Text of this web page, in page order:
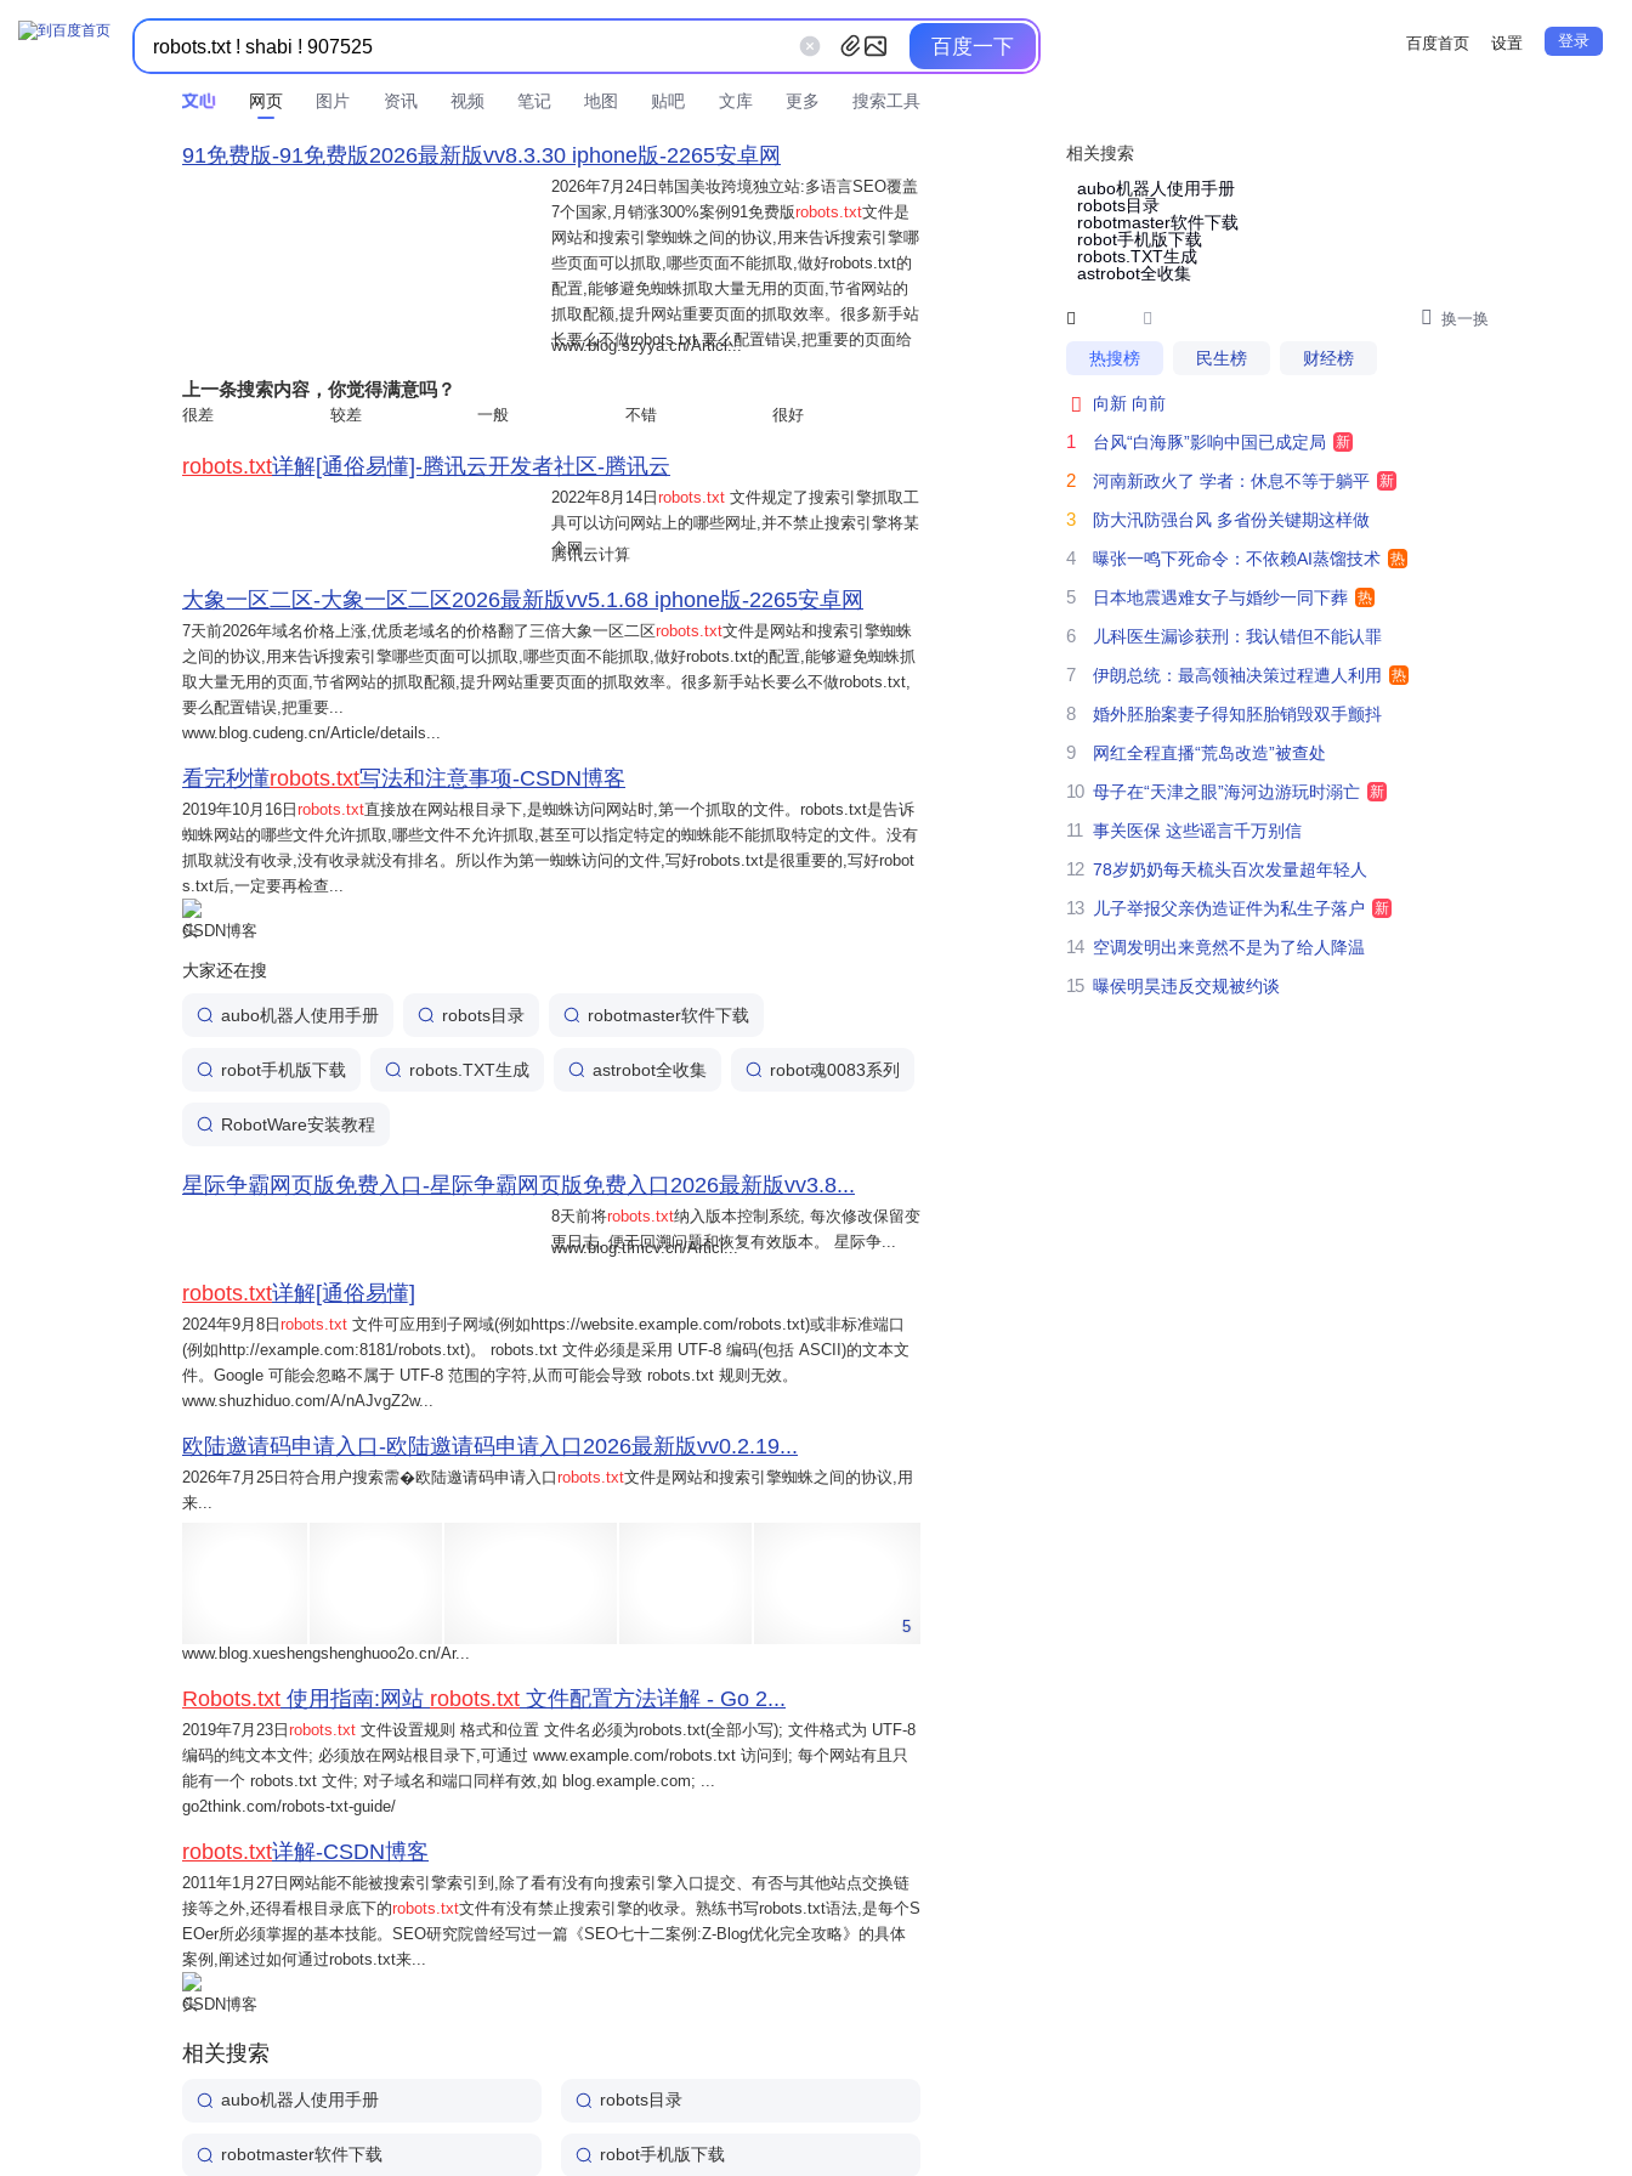
百度一下 百度首页 设置 登录
网页 图片 资讯 视频 笔记 地图 贴吧 文库 更多 搜索工具
相关搜索
aubo机器人使用手册
robots目录
robotmaster软件下载
robot手机版下载
robots.TXT生成
astrobot全收集
   换一换
热搜榜 民生榜 财经榜
 向新 向前
1 台风“白海豚”影响中国已成定局 新
2 河南新政火了 学者：休息不等于躺平 新
3 防大汛防强台风 多省份关键期这样做
4 曝张一鸣下死命令：不依赖AI蒸馏技术 热
5 日本地震遇难女子与婚纱一同下葬 热
6 儿科医生漏诊获刑：我认错但不能认罪
7 伊朗总统：最高领袖决策过程遭人利用 热
8 婚外胚胎案妻子得知胚胎销毁双手颤抖
9 网红全程直播“荒岛改造”被查处
10 母子在“天津之眼”海河边游玩时溺亡 新
11 事关医保 这些谣言千万别信
12 78岁奶奶每天梳头百次发量超年轻人
13 儿子举报父亲伪造证件为私生子落户 新
14 空调发明出来竟然不是为了给人降温
15 曝侯明昊违反交规被约谈
91免费版-91免费版2026最新版vv8.3.30 iphone版-2265安卓网
2026年7月24日 韩国美妆跨境独立站:多语言SEO覆盖
7个国家,月销涨300%案例91免费版robots.txt文件是
网站和搜索引擎蜘蛛之间的协议,用来告诉搜索引擎哪
些页面可以抓取,哪些页面不能抓取,做好robots.txt的
配置,能够避免蜘蛛抓取大量无用的页面,节省网站的
抓取配额,提升网站重要页面的抓取效率。很多新手站
长要么不做robots.txt,要么配置错误,把重要的页面给
www.blog.szyya.cn/Articl...
上一条搜索内容，你觉得满意吗？
很差 较差 一般 不错 很好
robots.txt详解[通俗易懂]-腾讯云开发者社区-腾讯云
2022年8月14日 robots.txt 文件规定了搜索引擎抓取工
具可以访问网站上的哪些网址,并不禁止搜索引擎将某
个网...
腾讯云计算
大象一区二区-大象一区二区2026最新版vv5.1.68 iphone版-2265安卓网
7天前2026年域名价格上涨,优质老域名的价格翻了三倍大象一区二区robots.txt文件是网站和搜索引擎蜘蛛
之间的协议,用来告诉搜索引擎哪些页面可以抓取,哪些页面不能抓取,做好robots.txt的配置,能够避免蜘蛛抓
取大量无用的页面,节省网站的抓取配额,提升网站重要页面的抓取效率。很多新手站长要么不做robots.txt,
要么配置错误,把重要...
www.blog.cudeng.cn/Article/details...
看完秒懂robots.txt写法和注意事项-CSDN博客
2019年10月16日 robots.txt直接放在网站根目录下,是蜘蛛访问网站时,第一个抓取的文件。robots.txt是告诉
蜘蛛网站的哪些文件允许抓取,哪些文件不允许抓取,甚至可以指定特定的蜘蛛能不能抓取特定的文件。没有
抓取就没有收录,没有收录就没有排名。所以作为第一蜘蛛访问的文件,写好robots.txt是很重要的,写好robot
s.txt后,一定要再检查...
CSDN博客
大家还在搜
aubo机器人使用手册 robots目录 robotmaster软件下载
robot手机版下载 robots.TXT生成 astrobot全收集 robot魂0083系列
RobotWare安装教程
星际争霸网页版免费入口-星际争霸网页版免费入口2026最新版vv3.8...
8天前将robots.txt纳入版本控制系统, 每次修改保留变
更日志, 便于回溯问题和恢复有效版本。 星际争...
www.blog.tfmcv.cn/Articl...
robots.txt详解[通俗易懂]
2024年9月8日 robots.txt 文件可应用到子网域(例如https://website.example.com/robots.txt)或非标准端口
(例如http://example.com:8181/robots.txt)。 robots.txt 文件必须是采用 UTF-8 编码(包括 ASCII)的文本文
件。Google 可能会忽略不属于 UTF-8 范围的字符,从而可能会导致 robots.txt 规则无效。
www.shuzhiduo.com/A/nAJvgZ2w...
欧陆邀请码申请入口-欧陆邀请码申请入口2026最新版vv0.2.19...
2026年7月25日 符合用户搜索需�欧陆邀请码申请入口robots.txt文件是网站和搜索引擎蜘蛛之间的协议,用
来...
5
www.blog.xueshengshenghuoo2o.cn/Ar...
Robots.txt 使用指南:网站 robots.txt 文件配置方法详解 - Go 2...
2019年7月23日robots.txt 文件设置规则 格式和位置 文件名必须为robots.txt(全部小写); 文件格式为 UTF-8
编码的纯文本文件; 必须放在网站根目录下,可通过 www.example.com/robots.txt 访问到; 每个网站有且只
能有一个 robots.txt 文件; 对子域名和端口同样有效,如 blog.example.com; ...
go2think.com/robots-txt-guide/
robots.txt详解-CSDN博客
2011年1月27日 网站能不能被搜索引擎索引到,除了看有没有向搜索引擎入口提交、有否与其他站点交换链
接等之外,还得看根目录底下的robots.txt文件有没有禁止搜索引擎的收录。熟练书写robots.txt语法,是每个S
EOer所必须掌握的基本技能。SEO研究院曾经写过一篇《SEO七十二案例:Z-Blog优化完全攻略》的具体
案例,阐述过如何通过robots.txt来...
CSDN博客
相关搜索
aubo机器人使用手册 robots目录
robotmaster软件下载 robot手机版下载